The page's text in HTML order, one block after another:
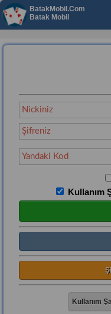
BatakMobil.Com
Batak Mobil
Kullanım
Kullanım